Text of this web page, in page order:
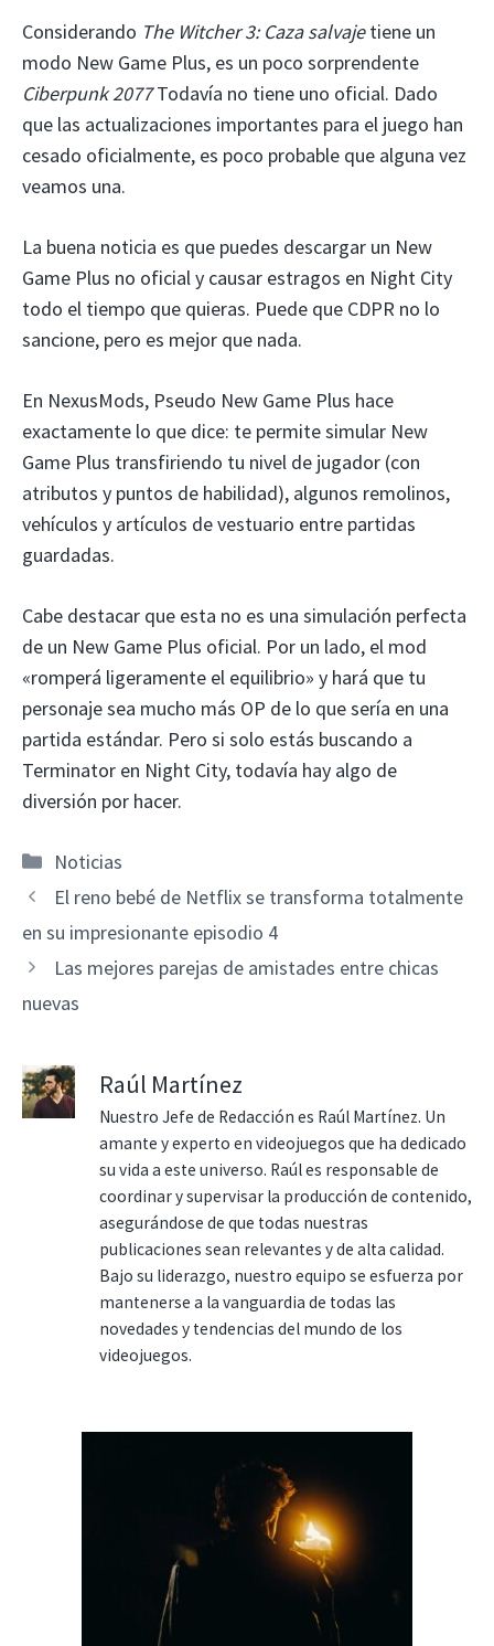
Considerando The Witcher 3: Caza salvaje tiene un
modo New Game Plus, es un poco sorprendente
Ciberpunk 2077Todavía no tiene uno oficial. Dado
que las actualizaciones importantes para el juego han
cesado oficialmente, es poco probable que alguna vez
veamos una.
La buena noticia es que puedes descargar un New
Game Plus no oficial y causar estragos en Night City
todo el tiempo que quieras. Puede que CDPR no lo
sancione, pero es mejor que nada.
En NexusMods, Pseudo New Game Plus hace
exactamente lo que dice: te permite simular New
Game Plus transfiriendo tu nivel de jugador (con
atributos y puntos de habilidad), algunos remolinos,
vehículos y artículos de vestuario entre partidas
guardadas.
Cabe destacar que esta no es una simulación perfecta
de un New Game Plus oficial. Por un lado, el mod
«romperá ligeramente el equilibrio» y hará que tu
personaje sea mucho más OP de lo que sería en una
partida estándar. Pero si solo estás buscando a
Terminator en Night City, todavía hay algo de
diversión por hacer.
Categorías
Noticias
El reno bebé de Netflix se transforma totalmente
en su impresionante episodio 4
Las mejores parejas de amistades entre chicas
nuevas
Raúl Martínez
Nuestro Jefe de Redacción es Raúl Martínez. Un
amante y experto en videojuegos que ha dedicado
su vida a este universo. Raúl es responsable de
coordinar y supervisar la producción de contenido,
asegurándose de que todas nuestras
publicaciones sean relevantes y de alta calidad.
Bajo su liderazgo, nuestro equipo se esfuerza por
mantenerse a la vanguardia de todas las
novedades y tendencias del mundo de los
videojuegos.